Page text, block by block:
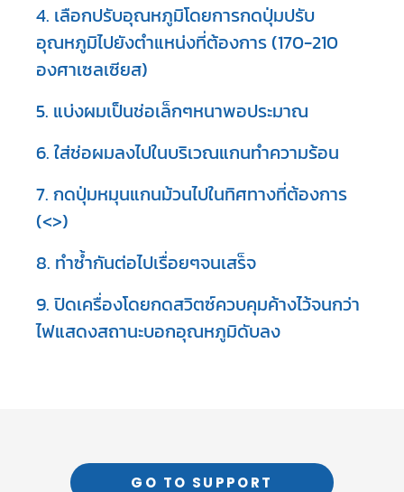
4. เลือกปรับอุณหภูมิโดยการกดปุ่มปรับ
อุณหภูมิไปยังตำแหน่งที่ต้องการ (170-210
องศาเซลเซียส)
5. แบ่งผมเป็นช่อเล็กๆหนาพอประมาณ
6. ใส่ช่อผมลงไปในบริเวณแกนทำความร้อน
7. กดปุ่มหมุนแกนม้วนไปในทิศทางที่ต้องการ
(<>)
8. ทำซ้ำกันต่อไปเรื่อยๆจนเสร็จ
9. ปิดเครื่องโดยกดสวิตซ์ควบคุมค้างไว้จนกว่า
ไฟแสดงสถานะบอกอุณหภูมิดับลง
GO TO SUPPORT